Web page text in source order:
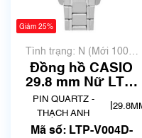
Giảm 25%
Tình trạng: N (Mới 100%
chưa qua sử dụng)
Đồng hồ CASIO
29.8 mm Nữ LTP-
V004D-1BUDF
PIN QUARTZ -
THẠCH ANH
Mã số: LTP-V004D-